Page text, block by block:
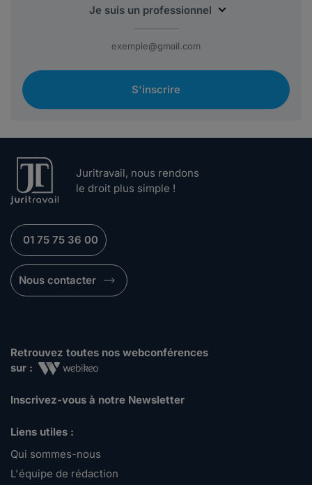
S'inscrire
Juritravail, nous rendons
le droit plus simple !
01 75 75 36 00
Nous contacter
Retrouvez toutes nos webconférences
sur :
Inscrivez-vous à notre Newsletter
Liens utiles :
Qui sommes-nous
L'équipe de rédaction